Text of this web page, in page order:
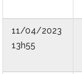
11/04/2023
13h55